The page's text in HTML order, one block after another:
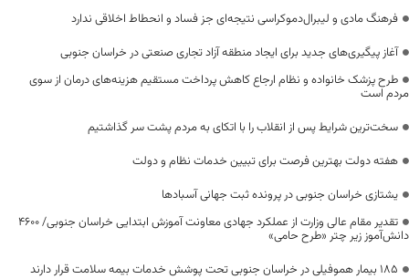
فرهنگ مادی و لیبرال‌دموکراسی نتیجه‌ای جز فساد و انحطاط اخلاقی ندارد
آغاز پیگیری‌های جدید برای ایجاد منطقه آزاد تجاری صنعتی در خراسان جنوبی
طرح پزشک خانواده و نظام ارجاع کاهش پرداخت مستقیم هزینه‌های درمان از سوی
مردم است
سخت‌ترین شرایط پس از انقلاب را با اتکای به مردم پشت سر گذاشتیم
هفته دولت بهترین فرصت برای تبیین خدمات نظام و دولت
یشتازی خراسان جنوبی در پرونده ثبت جهانی آسبادها
تقدیر مقام عالی وزارت از عملکرد جهادی معاونت آموزش ابتدایی خراسان جنوبی/ ۴۶۰۰
دانش‌آموز زیر چتر «طرح حامی»
۱۸۵ بیمار هموفیلی در خراسان جنوبی تحت پوشش خدمات بیمه سلامت قرار دارند